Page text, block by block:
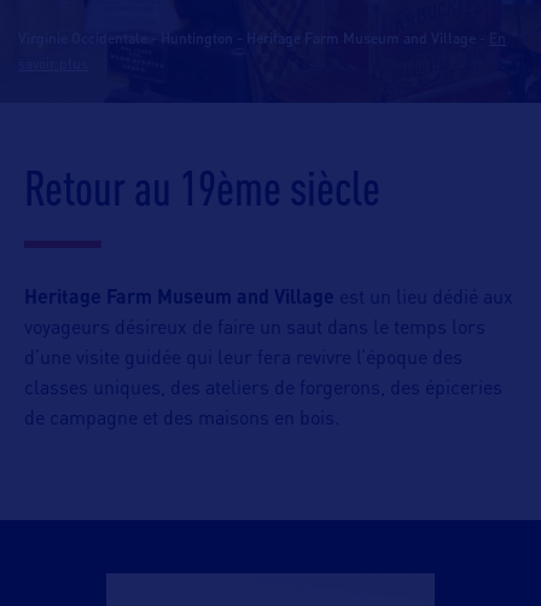
Virginie Occidentale - Huntington - Heritage Farm Museum and Village
Retour au 19ème siècle
Heritage Farm Museum and Village est un lieu dédié aux
voyageurs désireux de faire un saut dans le temps lors
d’une visite guidée qui leur fera revivre l’époque des
classes uniques, des ateliers de forgerons, des épiceries
de campagne et des maisons en bois.